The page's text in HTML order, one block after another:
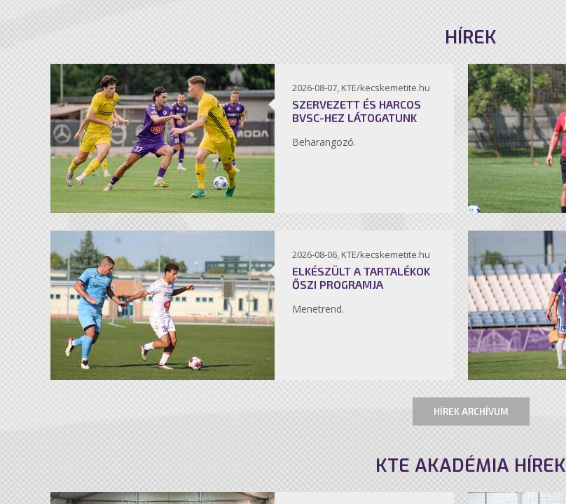
HÍREK
2026-08-07, KTE/kecskemetite.hu
SZERVEZETT ÉS HARCOS
BVSC-HEZ LÁTOGATUNK
Beharangozó.
2026-08-06, KTE/kecskemetite.hu
ELKÉSZÜLT A TARTALÉKOK
ŐSZI PROGRAMJA
Menetrend.
HÍREK ARCHÍVUM
KTE AKADÉMIA HÍREK